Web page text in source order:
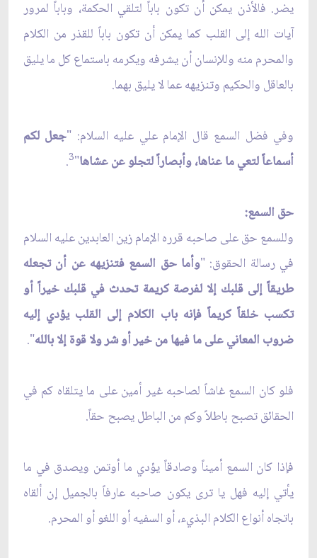
يضر. فالأذن يمكن أن تكون باباً لتلقي الحكمة، وباباً لمرور
آيات الله إلى القلب كما يمكن أن تكون باباً للقذر من الكلام
والمحرم منه وللإنسان أن يشرفه ويكرمه باستماع كل ما يليق
بالعاقل والحكيم وتنزيهه عما لا يليق بهما.
وفي فضل السمع قال الإمام علي عليه السلام: "جعل لكم
أسماعاً لتعي ما عناها، وأبصاراً لتجلو عن عشاها"
3
.
حق السمع:
وللسمع حق على صاحبه قرره الإمام زين العابدين عليه السلام
في رسالة الحقوق: "وأما حق السمع فتنزيهه عن أن تجعله
طريقاً إلى قلبك إلا لفرصة كريمة تحدث في قلبك خيراً أو
تكسب خلقاً كريماً فإنه باب الكلام إلى القلب يؤدي إليه
ضروب المعاني على ما فيها من خير أو شر ولا قوة إلا بالله".
فلو كان السمع غاشاً لصاحبه غير أمين على ما يتلقاه كم في
الحقائق تصبح باطلاً وكم من الباطل يصبح حقاً.
فإذا كان السمع أميناً وصادقاً يؤدي ما أوتمن ويصدق في ما
يأتي إليه فهل يا ترى يكون صاحبه عارفاً بالجميل إن ألقاه
باتجاه أنواع الكلام البذيء، أو السفيه أو اللغو أو المحرم.